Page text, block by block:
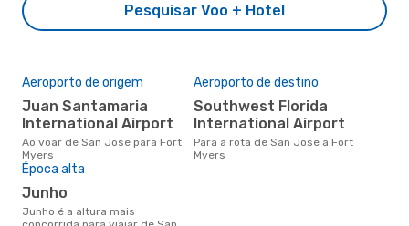
Pesquisar Voo + Hotel
Aeroporto de origem
Juan Santamaria
International Airport
Ao voar de San Jose para Fort
Myers
Aeroporto de destino
Southwest Florida
International Airport
Para a rota de San Jose a Fort
Myers
Época alta
junho
junho é a altura mais